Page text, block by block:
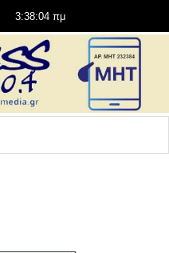
3:38:04 πμ